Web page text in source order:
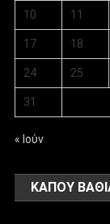
10 11
17 18
24 25
31
« Ιούν
ΚΑΠΟΥ